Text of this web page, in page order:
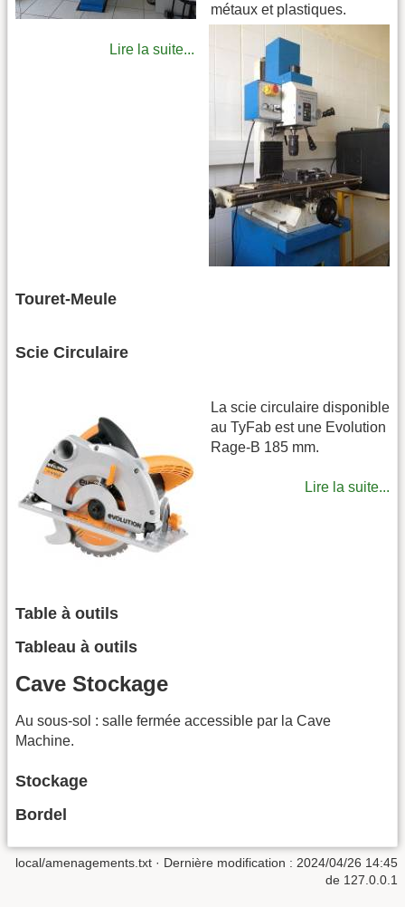
métaux et plastiques.
Lire la suite...
Touret-Meule
Scie Circulaire
La scie circulaire disponible
au TyFab est une Evolution
Rage-B 185 mm.
Lire la suite...
Table à outils
Tableau à outils
Cave Stockage
Au sous-sol : salle fermée accessible par la Cave
Machine.
Stockage
Bordel
local/amenagements.txt · Dernière modification : 2024/04/26 14:45
de 127.0.0.1